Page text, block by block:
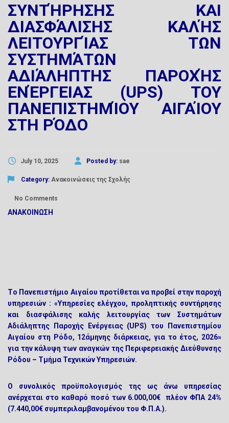
ΣΥΝΤΉΡΗΣΗΣ ΚΑΙ
ΔΙΑΣΦΆΛΙΣΗΣ ΚΑΛΉΣ
ΛΕΙΤΟΥΡΓΊΑΣ ΤΩΝ
ΣΥΣΤΗΜΆΤΩΝ
ΑΔΙΆΛΗΠΤΗΣ ΠΑΡΟΧΉΣ
ΕΝΈΡΓΕΙΑΣ (UPS) ΤΟΥ
ΠΑΝΕΠΙΣΤΗΜΊΟΥ ΑΙΓΑΊΟΥ
ΣΤΗ ΡΌΔΟ
July 10, 2025 Posted by: sae
Category: Ανακοινώσεις της Σχολής
No Comments
ΑΝΑΚΟΙΝΩΣΗ
Tο Πανεπιστήμιο Αιγαίου προτίθεται να προβεί στην παροχή
υπηρεσιών : «Υπηρεσίες ελέγχου, προληπτικής συντήρησης
και διασφάλισης καλής λειτουργίας των Συστημάτων
Αδιάληπτης Παροχής Ενέργειας (UPS) του Πανεπιστημίου
Αιγαίου στη Ρόδο, 12άμηνης διάρκειας, για το έτος, 2026»
για την κάλυψη των αναγκών της Περιφερειακής Διεύθυνσης
Ρόδου – Τμήμα Τεχνικών Υπηρεσιών.
Ο συνολικός προϋπολογισμός της ως άνω υπηρεσίας
ανέρχεται στο καθαρό ποσό των 6.000,00€ πλέον ΦΠΑ 24%
(7.440,00€ συμπεριλαμβανομένου του Φ.Π.Α.).